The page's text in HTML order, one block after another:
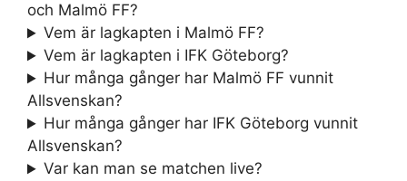
och Malmö FF?
Vem är lagkapten i Malmö FF?
Vem är lagkapten i IFK Göteborg?
Hur många gånger har Malmö FF vunnit
Allsvenskan?
Hur många gånger har IFK Göteborg vunnit
Allsvenskan?
Var kan man se matchen live?